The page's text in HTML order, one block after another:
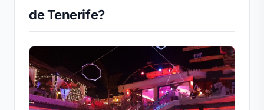
de Tenerife?